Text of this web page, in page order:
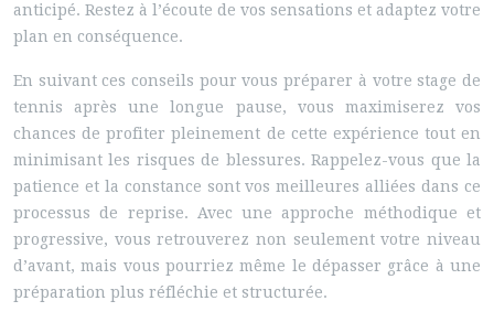
anticipé. Restez à l’écoute de vos sensations et adaptez votre
plan en conséquence.
En suivant ces conseils pour vous préparer à votre stage de
tennis après une longue pause, vous maximiserez vos
chances de profiter pleinement de cette expérience tout en
minimisant les risques de blessures. Rappelez-vous que la
patience et la constance sont vos meilleures alliées dans ce
processus de reprise. Avec une approche méthodique et
progressive, vous retrouverez non seulement votre niveau
d’avant, mais vous pourriez même le dépasser grâce à une
préparation plus réfléchie et structurée.